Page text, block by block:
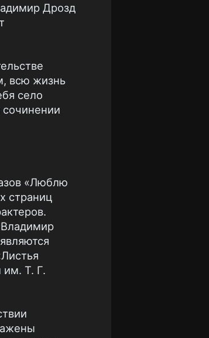
Дрозд
всю жизнь
село
«Люблю
страниц
Владимир
им. Т. Г.